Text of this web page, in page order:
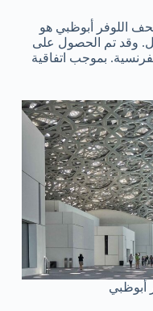
اللوفر أبوظبي هو
وقد تم الحصول على
بموجب اتفاقية
أبوظبي